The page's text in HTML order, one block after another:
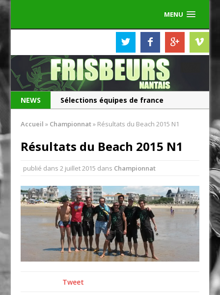
MENU
NEWS
Sélections équipes de france
Accueil » Championnat» Résultats du Beach 2015 N1
Résultats du Beach 2015 N1
publié dans2 juillet 2015 dans Championnat
Tweet